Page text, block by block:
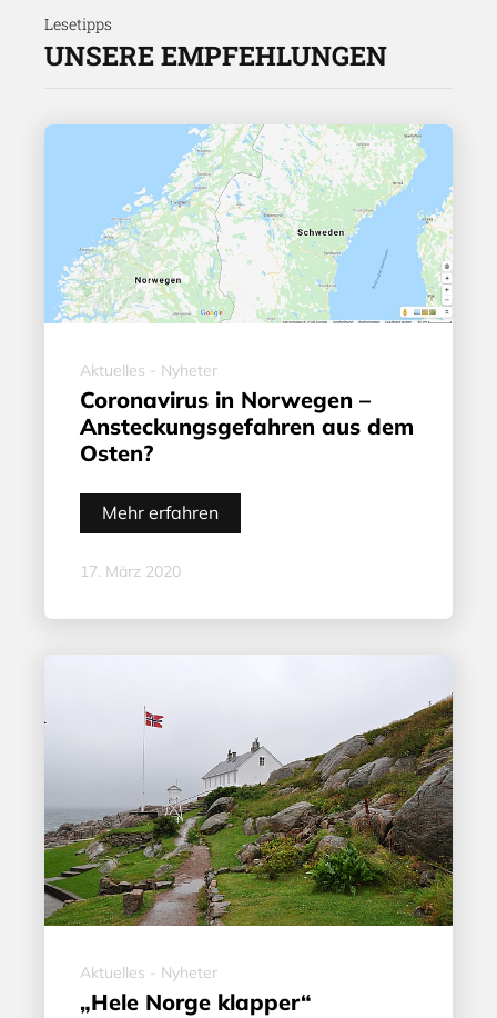
Lesetipps
UNSERE EMPFEHLUNGEN
Aktuelles - Nyheter
Coronavirus in Norwegen –
Ansteckungsgefahren aus dem
Osten?
Mehr erfahren
17. März 2020
Aktuelles - Nyheter
„Hele Norge klapper“